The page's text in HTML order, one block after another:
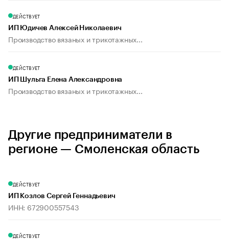
ДЕЙСТВУЕТ
ИП Юдичев Алексей Николаевич
Производство вязаных и трикотажных...
ДЕЙСТВУЕТ
ИП Шульга Елена Александровна
Производство вязаных и трикотажных...
Другие предприниматели в
регионе — Смоленская область
ДЕЙСТВУЕТ
ИП Козлов Сергей Геннадьевич
ИНН: 672900557543
ДЕЙСТВУЕТ